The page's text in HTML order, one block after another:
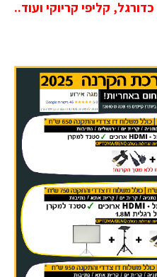
קליפי קריוקי ועוד..